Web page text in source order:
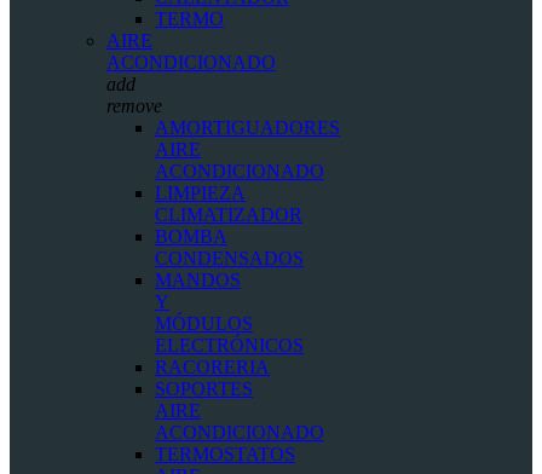
TERMO
AIRE
ACONDICIONADO
add
remove
AMORTIGUADORES
AIRE
ACONDICIONADO
LIMPIEZA
CLIMATIZADOR
BOMBA
CONDENSADOS
MANDOS
Y
MÓDULOS
ELECTRÓNICOS
RACORERIA
SOPORTES
AIRE
ACONDICIONADO
TERMOSTATOS